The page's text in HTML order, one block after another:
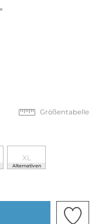
Größentabelle
XL
Alternativen